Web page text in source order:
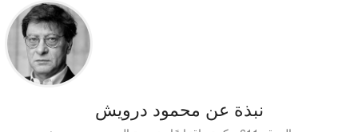
نبذة عن محمود درويش